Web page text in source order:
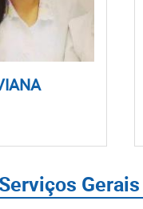
Gerais